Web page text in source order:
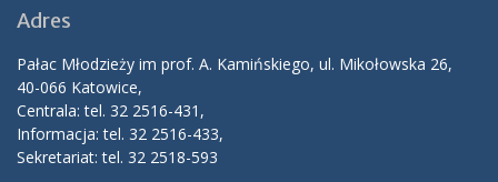
Adres
Pałac Młodzieży im prof. A. Kamińskiego, ul. Mikołowska 26,
40-066 Katowice,
Centrala: tel. 32 2516-431,
Informacja: tel. 32 2516-433,
Sekretariat: tel. 32 2518-593